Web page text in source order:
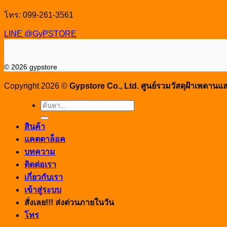
โทร: 099-261-3561
LINE @GyPSTORE
© 2026 gypstore
Copyright 2026 © Gypstore Co., Ltd. ศูนย์รวมวัสดุฝ้าเพดานแ
ค้นหา:
สินค้า
แคตตาล็อค
บทความ
ติดต่อเรา
เกี่ยวกับเรา
เข้าสู่ระบบ
สั่งเลย!!! ส่งด่วนภายในวัน
โทร